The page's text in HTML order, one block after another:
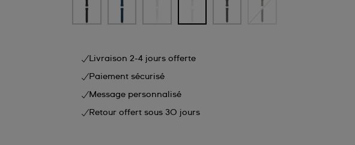
Livraison 2-4 jours offerte
Paiement sécurisé
Message personnalisé
Retour offert sous 30 jours